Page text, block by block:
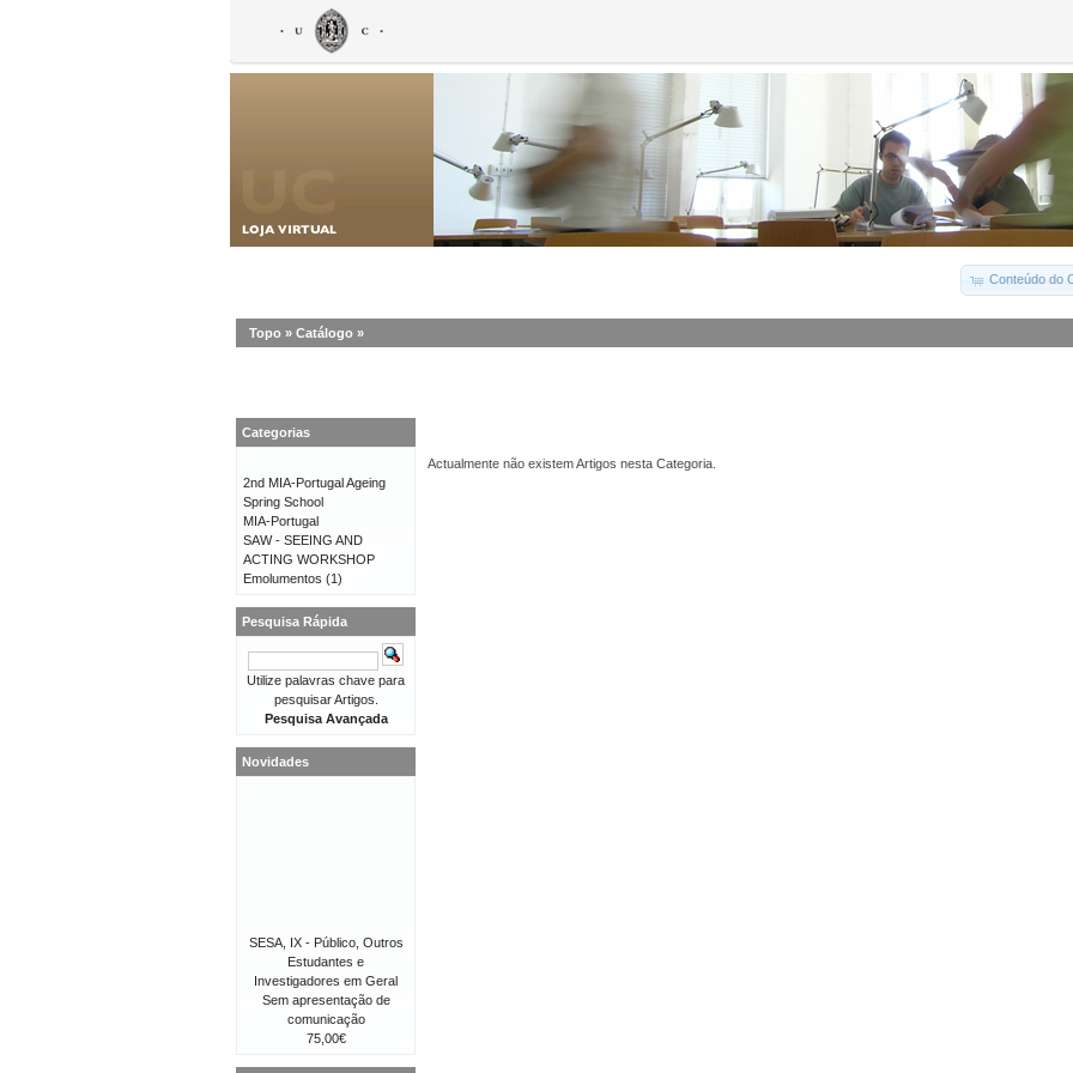
Conteúdo do
Topo » Catálogo »
Actualmente não existem Artigos nesta Categoria.
Categorias
2nd MIA-Portugal Ageing
Spring School
MIA-Portugal
SAW - SEEING AND
ACTING WORKSHOP
Emolumentos (1)
Pesquisa Rápida
Utilize palavras chave para
pesquisar Artigos.
Pesquisa Avançada
Novidades
SESA, IX - Público, Outros
Estudantes e
Investigadores em Geral
Sem apresentação de
comunicação
75,00€